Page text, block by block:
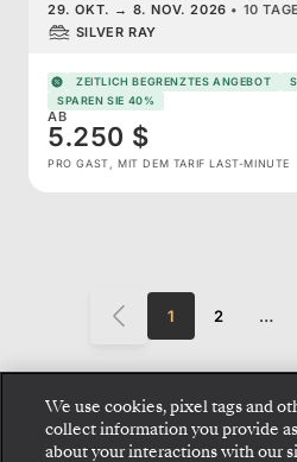
29. OKT. → 8. NOV. 2026 • 10 TAGE
SILVER RAY
ZEITLICH BEGRENZTES ANGEBOT
SPAREN SIE 40%
AB
5.250 $
PRO GAST, MIT DEM TARIF LAST-MINUTE
1 2 …
We use cookies, pixel tags and
collect information you provide
about your interactions with our